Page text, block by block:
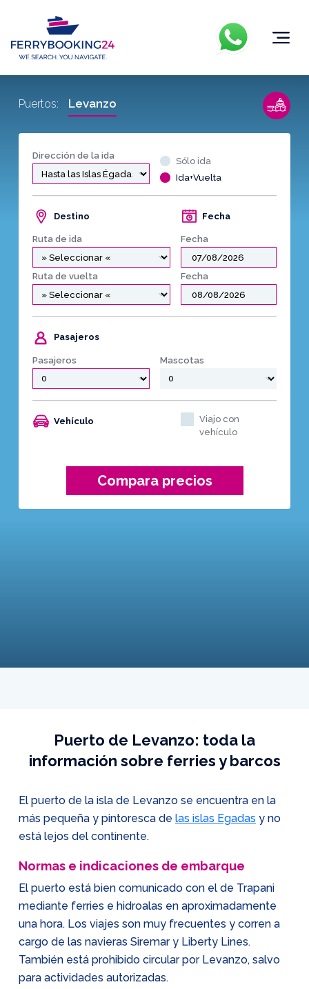
Dirección de la ida
Sólo ida
Ida+Vuelta
Destino
Ruta de ida
Fecha
Fecha
Ruta de vuelta Fecha
Pasajeros
Pasajeros Mascotas
Vehículo
Viajo con
vehículo
Compara precios
Puertos: Levanzo
Puerto de Levanzo: toda la
información sobre ferries y barcos
El puerto de la isla de Levanzo se encuentra en la
más pequeña y pintoresca de las islas Egadas y no
está lejos del continente.
Normas e indicaciones de embarque
El puerto está bien comunicado con el de Trapani
mediante ferries e hidroalas en aproximadamente
una hora. Los viajes son muy frecuentes y corren a
cargo de las navieras Siremar y Liberty Lines.
También está prohibido circular por Levanzo, salvo
para actividades autorizadas.